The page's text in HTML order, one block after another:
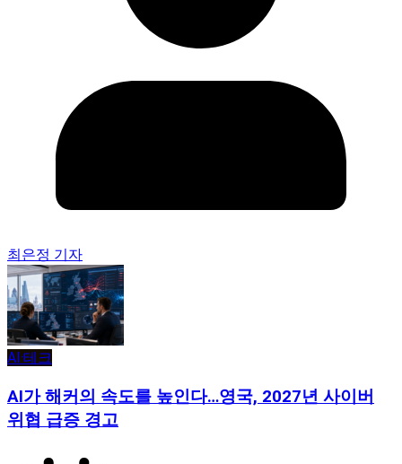
최은정 기자
AI·테크
AI가 해커의 속도를 높인다…영국, 2027년 사이버
위협 급증 경고